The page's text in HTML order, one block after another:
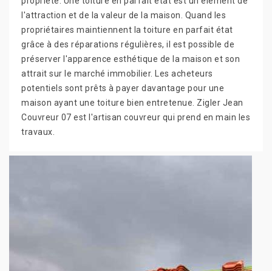
l'attraction et de la valeur de la maison. Quand les
propriétaires maintiennent la toiture en parfait état
grâce à des réparations régulières, il est possible de
préserver l'apparence esthétique de la maison et son
attrait sur le marché immobilier. Les acheteurs
potentiels sont prêts à payer davantage pour une
maison ayant une toiture bien entretenue. Zigler Jean
Couvreur 07 est l'artisan couvreur qui prend en main les
travaux.